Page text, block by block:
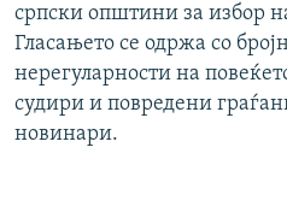
српски општини за избор
Гласањето се одржа со
нерегуларности на
судири и повредени
новинари.